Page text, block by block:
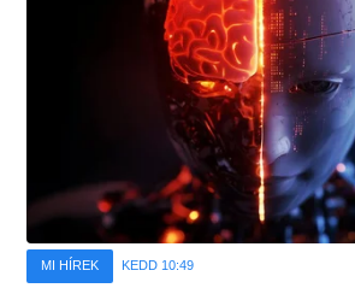
MI HÍREK KEDD 10:49